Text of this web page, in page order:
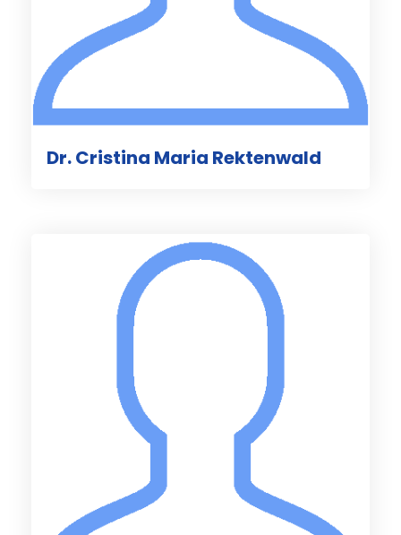
Dr. Cristina Maria Rektenwald